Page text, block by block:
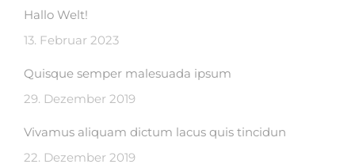
Hallo Welt!
13. Februar 2023
Quisque semper malesuada ipsum
29. Dezember 2019
Vivamus aliquam dictum lacus quis tincidun
22. Dezember 2019